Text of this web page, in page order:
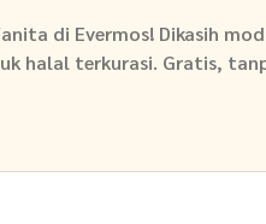
di Evermos! Dikasih
halal terkurasi. Gratis,